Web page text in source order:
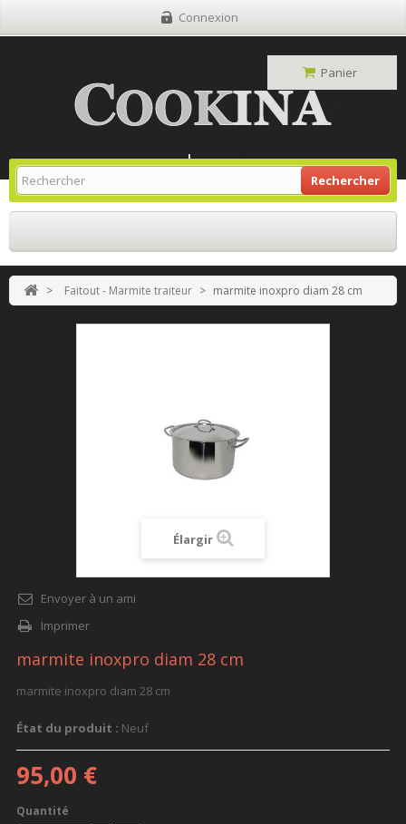
Connexion
Rechercher
Panier
Site Grill Gaz Retour À L'accueil
> Faitout - Marmite traiteur > marmite inoxpro diam 28 cm
Élargir
Envoyer à un ami
Imprimer
marmite inoxpro diam 28 cm
marmite inoxpro diam 28 cm
État du produit : Neuf
95,00 €
Quantité